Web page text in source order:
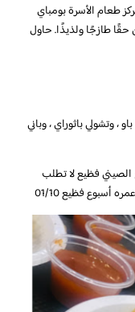
اختبار مركز طعام الأسرة بومباي
حقًا طازجًا ولذيذًا. حاول
، وتشولي باثوراي ، وباني
الصيني فظيع لا تطلب
أسبوع فظيع 01/10